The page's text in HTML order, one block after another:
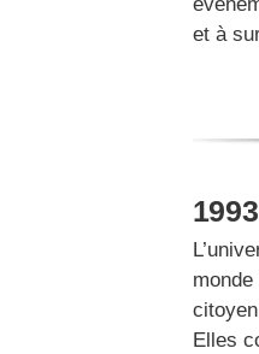
et à
Elles